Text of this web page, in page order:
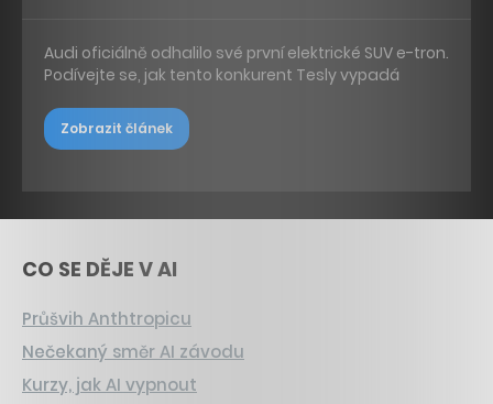
Audi oficiálně odhalilo své první elektrické SUV e-tron.
Podívejte se, jak tento konkurent Tesly vypadá
Zobrazit článek
CO SE DĚJE V AI
Průšvih Anthtropicu
Nečekaný směr AI závodu
Kurzy, jak AI vypnout